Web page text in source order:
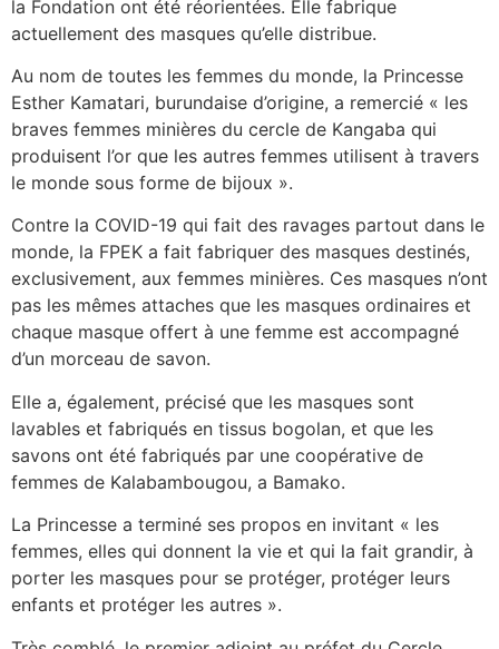
la Fondation ont été réorientées. Elle fabrique
actuellement des masques qu’elle distribue.
Au nom de toutes les femmes du monde, la Princesse
Esther Kamatari, burundaise d’origine, a remercié « les
braves femmes minières du cercle de Kangaba qui
produisent l’or que les autres femmes utilisent à travers
le monde sous forme de bijoux ».
Contre la COVID-19 qui fait des ravages partout dans le
monde, la FPEK a fait fabriquer des masques destinés,
exclusivement, aux femmes minières. Ces masques n’ont
pas les mêmes attaches que les masques ordinaires et
chaque masque offert à une femme est accompagné
d’un morceau de savon.
Elle a, également, précisé que les masques sont
lavables et fabriqués en tissus bogolan, et que les
savons ont été fabriqués par une coopérative de
femmes de Kalabambougou, a Bamako.
La Princesse a terminé ses propos en invitant « les
femmes, elles qui donnent la vie et qui la fait grandir, à
porter les masques pour se protéger, protéger leurs
enfants et protéger les autres ».